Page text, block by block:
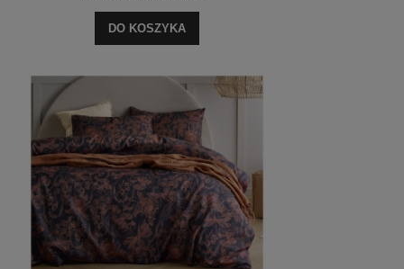
DO KOSZYKA